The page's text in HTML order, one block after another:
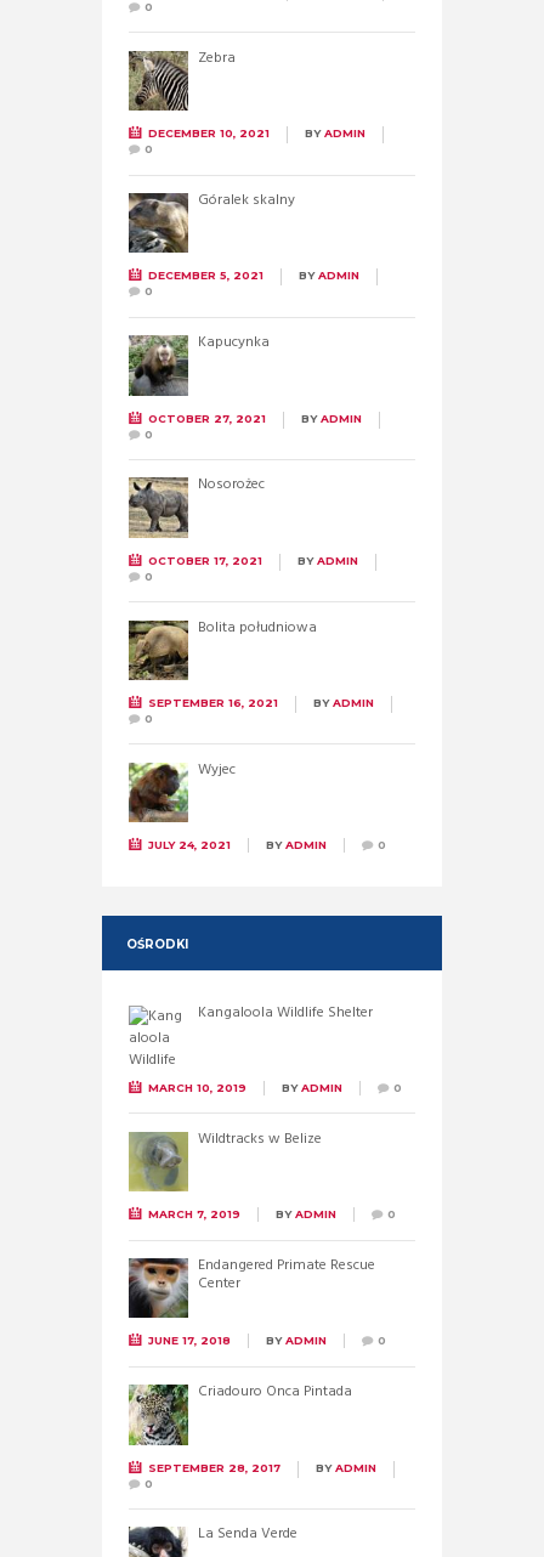
0
Zebra
DECEMBER 10, 2021 BYADMIN
0
Góralek skalny
DECEMBER 5, 2021 BYADMIN
0
Kapucynka
OCTOBER 27, 2021 BYADMIN
0
Nosorożec
OCTOBER 17, 2021 BYADMIN
0
Bolita południowa
SEPTEMBER 16, 2021 BYADMIN
0
Wyjec
JULY 24, 2021 BYADMIN 0
OŚRODKI
Kangaloola Wildlife Shelter
MARCH 10, 2019 BYADMIN 0
Wildtracks w Belize
MARCH 7, 2019 BYADMIN 0
Endangered Primate Rescue
Center
JUNE 17, 2018 BYADMIN 0
Criadouro Onca Pintada
SEPTEMBER 28, 2017 BYADMIN
0
La Senda Verde